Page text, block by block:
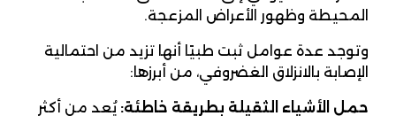
المحيطة وظهور الأعراض المزعجة.
وتوجد عدة عوامل ثبت طبيًا أنها تزيد من احتمالية
الإصابة بالانزلاق الغضروفي، من أبرزها:
حمل الأشياء الثقيلة بطريقة خاطئة: يُعد من أكثر